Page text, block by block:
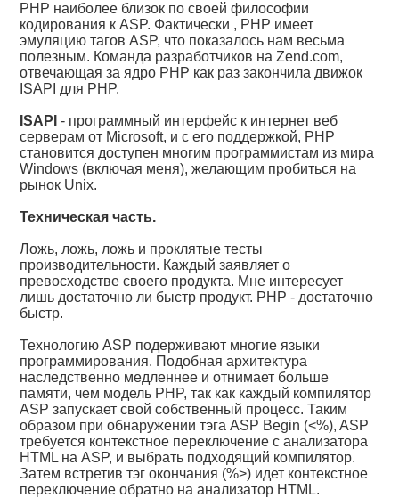
PHP наиболее близок по своей философии
кодирования к ASP. Фактически , PHP имеет
эмуляцию тагов ASP, что показалось нам весьма
полезным. Команда разработчиков на Zend.com,
отвечающая за ядро PHP как раз закончила движок
ISAPI для PHP.
ISAPI - программный интерфейс к интернет веб
серверам от Microsoft, и с его поддержкой, PHP
становится доступен многим программистам из мира
Windows (включая меня), желающим пробиться на
рынок Unix.
Техническая часть.
Ложь, ложь, ложь и проклятые тесты
производительности. Каждый заявляет о
превосходстве своего продукта. Мне интересует
лишь достаточно ли быстр продукт. PHP - достаточно
быстр.
Технологию ASP подерживают многие языки
программирования. Подобная архитектура
наследственно медленнее и отнимает больше
памяти, чем модель PHP, так как каждый компилятор
ASP запускает свой собственный процесс. Таким
образом при обнаружении тэга ASP Begin (<%), ASP
требуется контекстное переключение с анализатора
HTML на ASP, и выбрать подходящий компилятор.
Затем встретив тэг окончания (%>) идет контекстное
переключение обратно на анализатор HTML.